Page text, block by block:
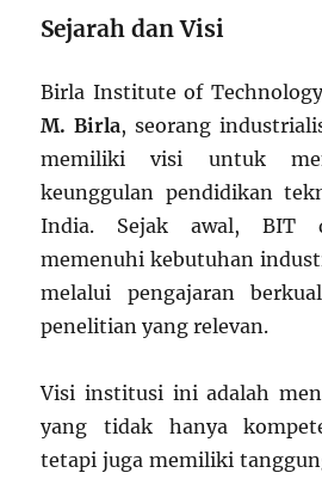
Sejarah dan Visi
Birla Institute of
M. Birla, seorang
memiliki visi untuk
keunggulan pendidikan
India. Sejak awal, BIT
memenuhi kebutuhan
melalui pengajaran
penelitian yang relevan.
Visi institusi ini adalah
yang tidak hanya
tetapi juga memiliki